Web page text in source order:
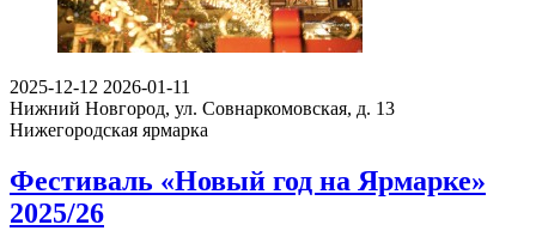
2025-12-12 2026-01-11
Нижний Новгород, ул. Совнаркомовская, д. 13
Нижегородская ярмарка
Фестиваль «Новый год на Ярмарке»
2025/26